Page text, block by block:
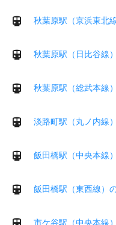
秋葉原駅（京浜東北
秋葉原駅（日比谷線
秋葉原駅（総武本線
淡路町駅（丸ノ内線
飯田橋駅（中央本線
飯田橋駅（東西線）
市ケ谷駅（中央本線